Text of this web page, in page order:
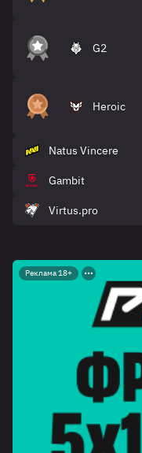
G2
Heroic
Natus Vincere
Gambit
Virtus.pro
Реклама 18+